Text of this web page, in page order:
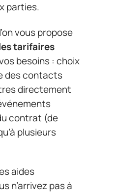
parties.
vous propose
tarifaires
besoins : choix
des contacts
directement
contrat (de
plusieurs
aides
n’arrivez pas à